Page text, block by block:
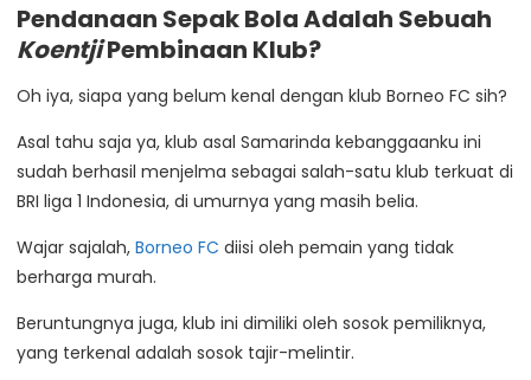
Pendanaan Sepak Bola Adalah Sebuah
KoentjiPembinaan Klub?
Oh iya, siapa yang belum kenal dengan klub Borneo FC sih?
Asal tahu saja ya, klub asal Samarinda kebanggaanku ini
sudah berhasil menjelma sebagai salah-satu klub terkuat di
BRI liga 1 Indonesia, di umurnya yang masih belia.
Wajar sajalah, Borneo FC diisi oleh pemain yang tidak
berharga murah.
Beruntungnya juga, klub ini dimiliki oleh sosok pemiliknya,
yang terkenal adalah sosok tajir-melintir.